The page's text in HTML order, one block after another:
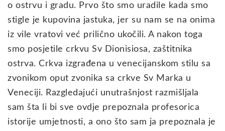
o ostrvu i gradu. Prvo što smo uradile kada smo
stigle je kupovina jastuka, jer su nam se na onima
iz vile vratovi već prilično ukočili. A nakon toga
smo posjetile crkvu Sv Dionisiosa, zaštitnika
ostrva. Crkva izgrađena u venecijanskom stilu sa
zvonikom oput zvonika sa crkve Sv Marka u
Veneciji. Razgledajući unutrašnjost razmišljala
sam šta li bi sve ovdje prepoznala profesorica
istorije umjetnosti, a ono što sam ja prepoznala je